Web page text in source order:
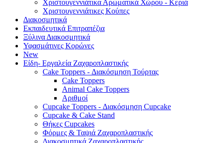
Χριστουγεννιάτικα Αρωματικά Χώρου - Κεριά
Χριστουγεννιάτικες Κούπες
Διακοσμητικά
Εκπαιδευτικά Επιτραπέζια
Ξύλινα Διακοσμητικά
Υφασμάτινες Κορώνες
New
Είδη- Εργαλεία Ζαχαροπλαστικής
Cake Toppers - Διακόσμηση Τούρτας
Cake Toppers
Animal Cake Toppers
Αριθμοί
Cupcake Toppers - Διακόσμηση Cupcake
Cupcake & Cake Stand
Θήκες Cupcakes
Φόρμες & Ταψιά Ζαχαροπλαστικής